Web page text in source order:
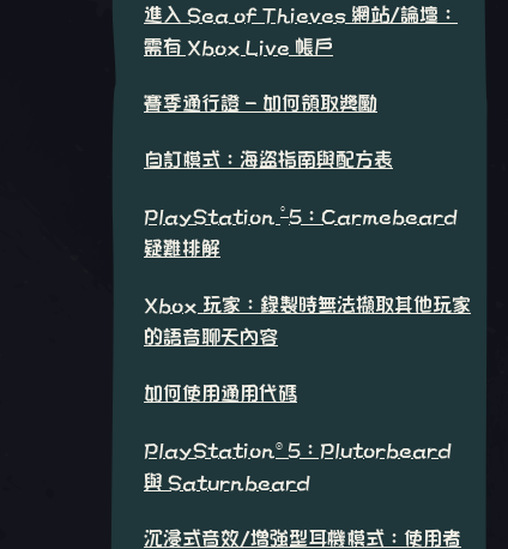
進入 Sea of Thieves 網站/論壇：
需有 Xbox Live 帳戶
賽季通行證 - 如何領取獎勵
自訂模式：海盜指南與配方表
PlayStation ® 5：Carmebeard
疑難排解
Xbox 玩家：錄製時無法擷取其他玩家
的語音聊天內容
如何使用通用代碼
PlayStation®5：Plutorbeard
與 Saturnbeard
沉浸式音效/增強型耳機模式：使用者